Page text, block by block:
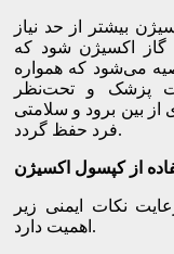
بیشتر از حد نیاز
اکسیژن شود که
می‌شود که همواره
پزشک و تحت‌نظر
بین برود و سلامتی
فرد حفظ گردد.
از کپسول اکسیژن
نکات ایمنی زیر
اهمیت دارد.